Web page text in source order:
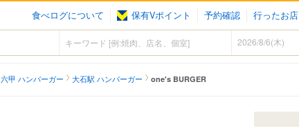
食べログについて 保有Vポイント 予約確認 行ったお店
六甲 ハンバーガー 大石駅 ハンバーガー one's BURGER